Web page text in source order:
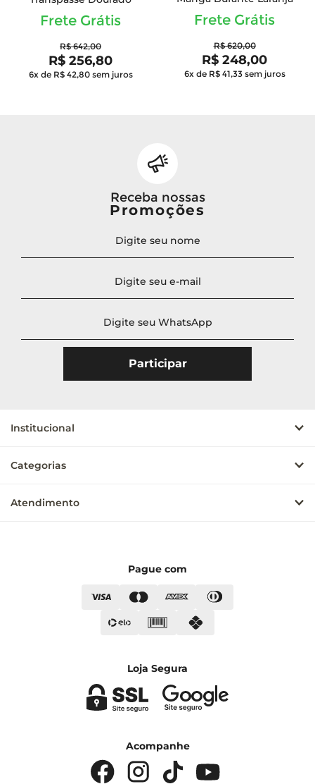
Frete Grátis
R$ 642,00
R$ 256,80
6x de R$ 42,80 sem juros
Frete Grátis
R$ 620,00
R$ 248,00
6x de R$ 41,33 sem juros
Receba nossas
Promoções
Institucional
Categorias
Atendimento
Pague com
Loja Segura
Acompanhe